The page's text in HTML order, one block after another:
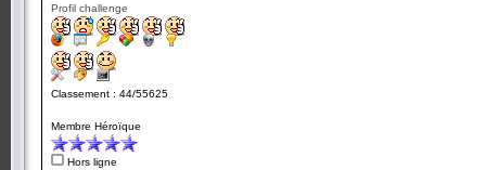
Profil challenge
Classement : 44/55625
Membre Héroïque
Hors ligne